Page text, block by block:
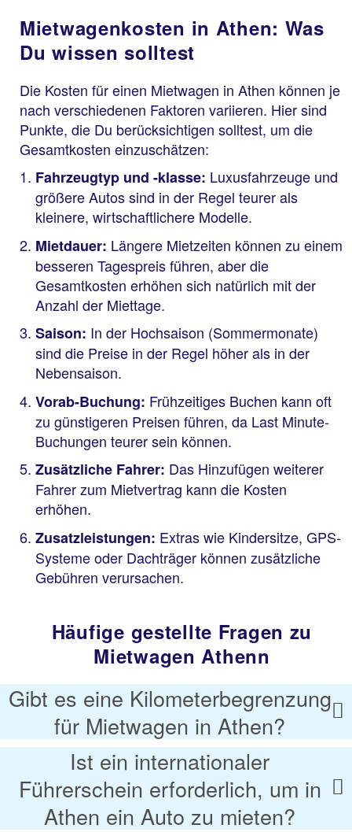
​​​​​​​Mietwagenkosten in Athen: Was
Du wissen solltest
Die Kosten für einen Mietwagen in Athen können je
nach verschiedenen Faktoren variieren. Hier sind
Punkte, die Du berücksichtigen solltest, um die
Gesamtkosten einzuschätzen:
Fahrzeugtyp und -klasse: Luxusfahrzeuge und
größere Autos sind in der Regel teurer als
kleinere, wirtschaftlichere Modelle.
Mietdauer: Längere Mietzeiten können zu einem
besseren Tagespreis führen, aber die
Gesamtkosten erhöhen sich natürlich mit der
Anzahl der Miettage.
Saison: In der Hochsaison (Sommermonate)
sind die Preise in der Regel höher als in der
Nebensaison.
Vorab-Buchung: Frühzeitiges Buchen kann oft
zu günstigeren Preisen führen, da Last Minute-
Buchungen teurer sein können.
Zusätzliche Fahrer: Das Hinzufügen weiterer
Fahrer zum Mietvertrag kann die Kosten
erhöhen.
Zusatzleistungen: Extras wie Kindersitze, GPS-
Systeme oder Dachträger können zusätzliche
Gebühren verursachen.
Häufige gestellte Fragen zu
Mietwagen Athenn
Gibt es eine Kilometerbegrenzung
für Mietwagen in Athen?
Ist ein internationaler
Führerschein erforderlich, um in
Athen ein Auto zu mieten?